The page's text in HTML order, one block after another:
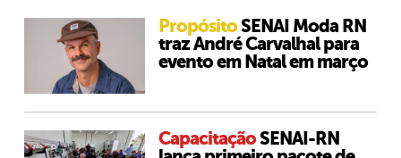
PropósitoSENAI Moda RN
traz André Carvalhal para
evento em Natal em março
CapacitaçãoSENAI-RN